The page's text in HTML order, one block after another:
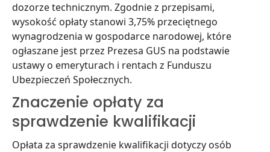
dozorze technicznym. Zgodnie z przepisami,
wysokość opłaty stanowi 3,75% przeciętnego
wynagrodzenia w gospodarce narodowej, które
ogłaszane jest przez Prezesa GUS na podstawie
ustawy o emeryturach i rentach z Funduszu
Ubezpieczeń Społecznych.
Znaczenie opłaty za
sprawdzenie kwalifikacji
Opłata za sprawdzenie kwalifikacji dotyczy osób